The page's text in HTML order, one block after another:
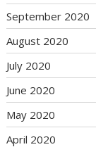
September 2020
August 2020
July 2020
June 2020
May 2020
April 2020